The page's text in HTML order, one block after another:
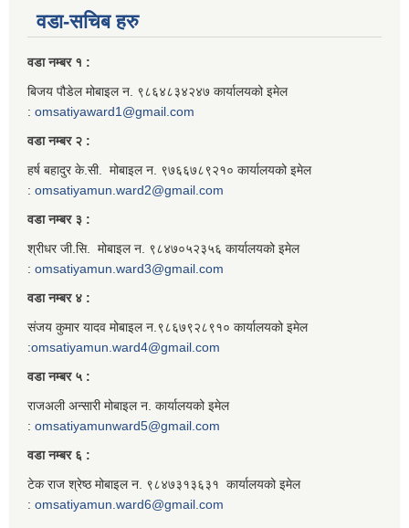
वडा-सचिब हरु
वडा नम्बर १ :
बिजय पौडेल मोबाइल न. ९८६४८३४२४७ कार्यालयको इमेल
: omsatiyaward1@gmail.com
वडा नम्बर २ :
हर्ष बहादुर के.सी. मोबाइल न. ९७६६७८९२१० कार्यालयको इमेल
: omsatiyamun.ward2@gmail.com
वडा नम्बर ३ :
श्रीधर जी.सि. मोबाइल न. ९८४७०५२३५६ कार्यालयको इमेल
: omsatiyamun.ward3@gmail.com
वडा नम्बर ४ :
संजय कुमार यादव मोबाइल न.९८६७९२८९१० कार्यालयको इमेल
:omsatiyamun.ward4@gmail.com
वडा नम्बर ५ :
राजअली अन्सारी मोबाइल न. कार्यालयको इमेल
: omsatiyamunward5@gmail.com
वडा नम्बर ६ :
टेक राज श्रेष्ठ मोबाइल न. ९८४७३१३६३१ कार्यालयको इमेल
: omsatiyamun.ward6@gmail.com